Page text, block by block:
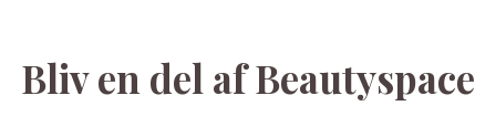
Bliv en del af Beautyspace